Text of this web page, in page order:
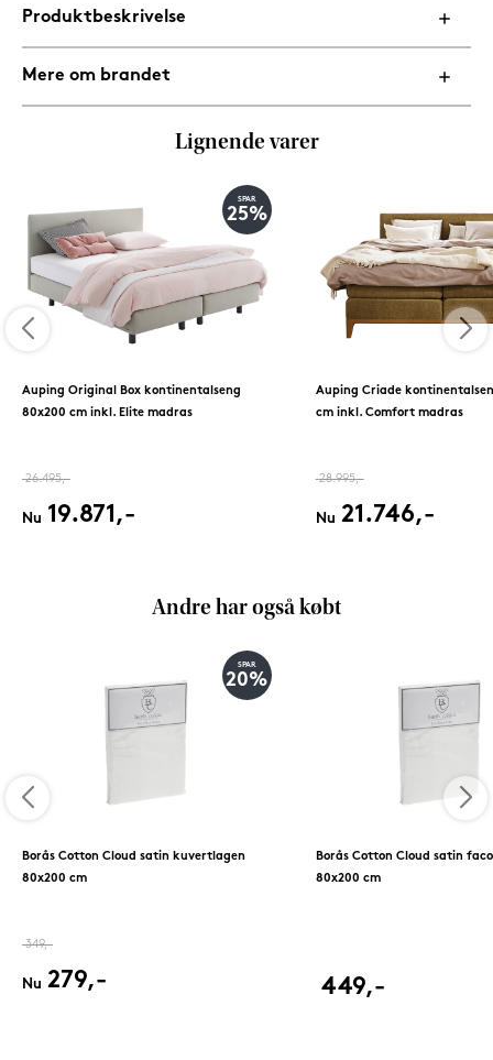
Produktbeskrivelse
Mere om brandet
Lignende varer
SPAR
25%
Auping Original Box kontinentalseng
80x200 cm inkl. Elite madras
26.495,-
Nu 19.871,-
Auping Criade
cm inkl. Comfort madras
28.995,-
Nu 21.746,-
Andre har også købt
SPAR
20%
Borås Cotton Cloud satin kuvertlagen
80x200 cm
349,-
Nu 279,-
Borås Cotton Cloud satin
80x200 cm
449,-